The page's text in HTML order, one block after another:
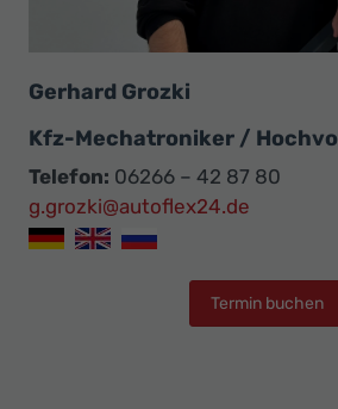
Gerhard Grozki
Kfz-Mechatroniker /
Telefon: 06266 – 42 87 80
g.grozki@autoflex24.de
Termin buchen